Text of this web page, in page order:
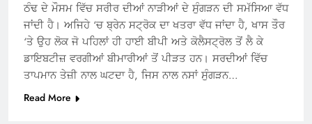
ਠੰਢ ਦੇ ਮੌਸਮ ਵਿੱਚ ਸਰੀਰ ਦੀਆਂ ਨਾੜੀਆਂ ਦੇ ਸੁੰਗੜਨ ਦੀ ਸਮੱਸਿਆ ਵੱਧ
ਜਾਂਦੀ ਹੈ। ਅਜਿਹੇ ‘ਚ ਬ੍ਰੇਨ ਸਟ੍ਰੋਕ ਦਾ ਖਤਰਾ ਵੱਧ ਜਾਂਦਾ ਹੈ, ਖਾਸ ਤੌਰ
‘ਤੇ ਉਹ ਲੋਕ ਜੋ ਪਹਿਲਾਂ ਹੀ ਹਾਈ ਬੀਪੀ ਅਤੇ ਕੋਲੈਸਟ੍ਰੋਲ ਤੋਂ ਲੈ ਕੇ
ਡਾਇਬਟੀਜ਼ ਵਰਗੀਆਂ ਬੀਮਾਰੀਆਂ ਤੋਂ ਪੀੜਤ ਹਨ। ਸਰਦੀਆਂ ਵਿੱਚ
ਤਾਪਮਾਨ ਤੇਜ਼ੀ ਨਾਲ ਘਟਦਾ ਹੈ, ਜਿਸ ਨਾਲ ਨਸਾਂ ਸੁੰਗੜਨ…
Read More